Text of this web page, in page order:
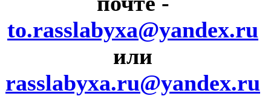
to.rasslabyxa@yandex.ru
или
rasslabyxa.ru@yandex.ru